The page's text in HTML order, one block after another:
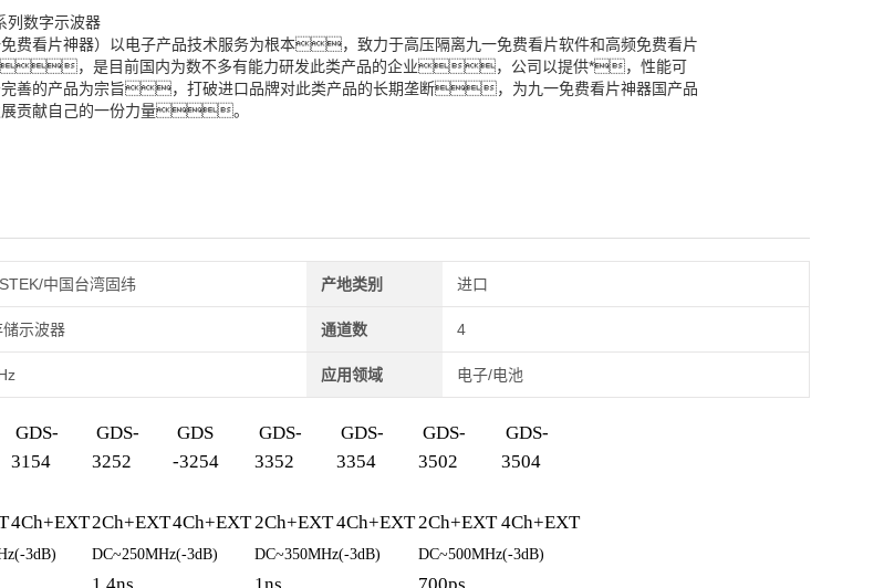
列数字示波器
费看片神器）以电子产品技术服务为根本，致力于高压隔离九一免费看片软件和高频免费看片
，是目前国内为数不多有能力研发此类产品的企业，公司以提供*，性能可
善的产品为宗旨，打破进口品牌对此类产品的长期垄断，为九一免费看片神器国产品
展贡献自己的一份力量。
中国台湾固纬 产地类别 进口
示波器 通道数 4
应用领域 电子/电池
GDS-
3154
GDS-
3252
GDS
-3254
GDS-
3352
GDS-
3354
GDS-
3502
GDS-
3504
4Ch+EXT2Ch+EXT4Ch+EXT2Ch+EXT4Ch+EXT2Ch+EXT 4Ch+EXT
3dB) DC~250MHz(-3dB) DC~350MHz(-3dB) DC~500MHz(-3dB)